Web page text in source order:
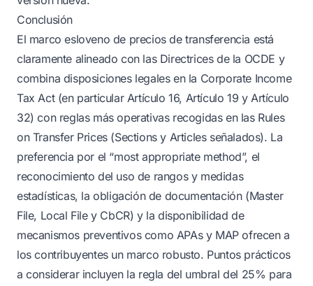
Conclusión
El marco esloveno de precios de transferencia está
claramente alineado con las Directrices de la OCDE y
combina disposiciones legales en la Corporate Income
Tax Act (en particular Artículo 16, Artículo 19 y Artículo
32) con reglas más operativas recogidas en las Rules
on Transfer Prices (Sections y Articles señalados). La
preferencia por el “most appropriate method”, el
reconocimiento del uso de rangos y medidas
estadísticas, la obligación de documentación (Master
File, Local File y CbCR) y la disponibilidad de
mecanismos preventivos como APAs y MAP ofrecen a
los contribuyentes un marco robusto. Puntos prácticos
a considerar incluyen la regla del umbral del 25% para